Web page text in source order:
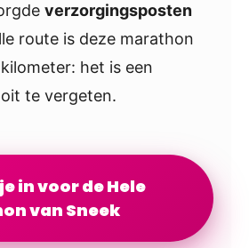
verzorgingsposten
route is deze marathon
het is een
te vergeten.
in voor de Hele
van Sneek